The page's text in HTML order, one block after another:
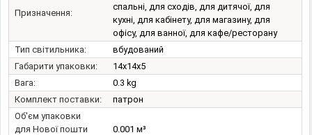
Призначення:
спальні, для сходів, для дитячої, для
кухні, для кабінету, для магазину, для
офісу, для ванної, для кафе/ресторану
Тип світильника:
вбудований
Габарити упаковки:
14x14x5
Вага:
0.3 kg
Комплект поставки:
патрон
Об'єм упаковки
для Нової пошти
0.001 м³